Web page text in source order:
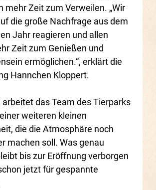
mehr Zeit zum Verweilen. „Wir
die große Nachfrage aus dem
Jahr reagieren und allen
Zeit zum Genießen und
ermöglichen.“, erklärt die
Hannchen Kloppert.
das Team des Tierparks
weiteren kleinen
die die Atmosphäre noch
machen soll. Was genau
bis zur Eröffnung verborgen
jetzt für gespannte